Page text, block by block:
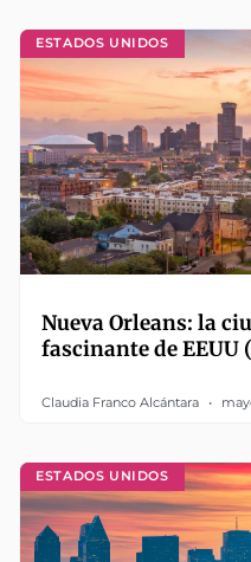
ESTADOS UNIDOS
Nueva Orleans: la
fascinante de EEUU
Claudia Franco Alcántara
ESTADOS UNIDOS